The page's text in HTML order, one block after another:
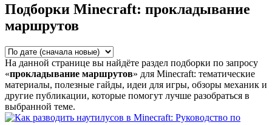
Подборки Minecraft: прокладывание
маршрутов
На данной странице вы найдёте раздел подборки по запросу
«прокладывание маршрутов» для Minecraft: тематические
материалы, полезные гайды, идеи для игры, обзоры механик и
другие публикации, которые помогут лучше разобраться в
выбранной теме.